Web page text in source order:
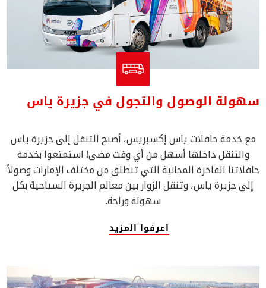
سهولة الوصول والتجول في جزيرة ياس
مع خدمة حافلات ياس إكسبريس، أصبح التنقل إلى جزيرة ياس
والتنقل داخلها أسهل من أي وقت مضى! استمتعوا بخدمة
حافلاتنا الفاخرة المجانية التي تنطلق من مختلف الإمارات وصولاً
إلى جزيرة ياس، وتنقل الزوار بين معالم الجزيرة السياحية بكل
سهولة وراحة.
اعرفوا المزيد